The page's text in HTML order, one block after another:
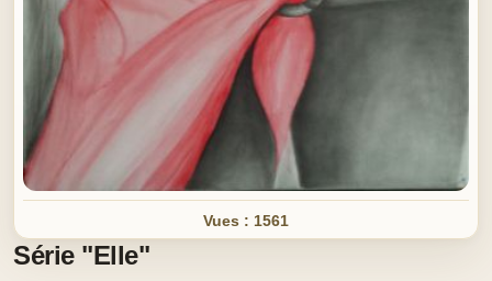
Vues : 1561
Série "Elle"